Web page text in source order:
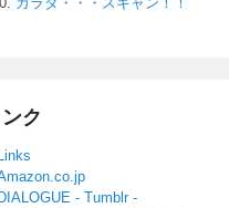
ンク
Links
DIALOGUE - Tumblr -